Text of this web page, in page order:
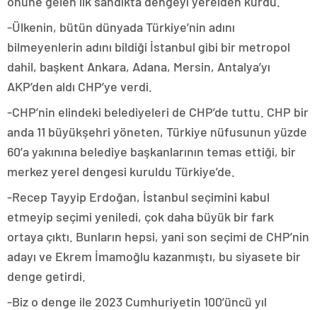
-Ülkenin, bütün dünyada Türkiye’nin adını
bilmeyenlerin adını bildiği İstanbul gibi bir metropol
dahil, başkent Ankara, Adana, Mersin, Antalya’yı
AKP’den aldı CHP’ye verdi.
-CHP’nin elindeki belediyeleri de CHP’de tuttu. CHP bir
anda 11 büyükşehri yöneten, Türkiye nüfusunun yüzde
60’a yakınına belediye başkanlarının temas ettiği, bir
merkez yerel dengesi kuruldu Türkiye’de.
-Recep Tayyip Erdoğan, İstanbul seçimini kabul
etmeyip seçimi yeniledi, çok daha büyük bir fark
ortaya çıktı. Bunların hepsi, yani son seçimi de CHP’nin
adayı ve Ekrem İmamoğlu kazanmıştı, bu siyasete bir
denge getirdi.
-Biz o denge ile 2023 Cumhuriyetin 100’üncü yıl